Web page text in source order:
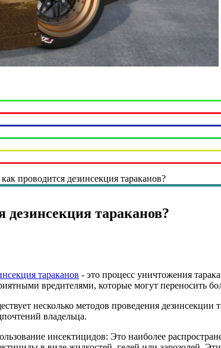
проводится дезинсекция тараканов?
дезинсекция тараканов?
тараканов - это процесс уничтожения
вредителями, которые могут переносить
несколько методов проведения
владельца.
инсектицидов: Это наиболее